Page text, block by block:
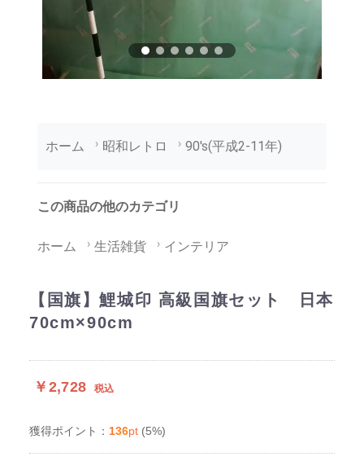
ホーム 昭和レトロ 90's(平成2-11年)
この商品の他のカテゴリ
ホーム 生活雑貨 インテリア
【国旗】鯉城印 高級国旗セット 日本
70cm×90cm
￥2,728 税込
獲得ポイント： 136pt (5%)